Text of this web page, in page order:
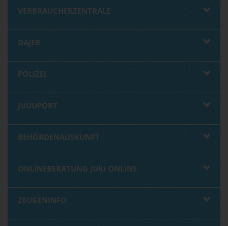
VERBRAUCHERZENTRALE
DAJEB
POLIZEI
JUUUPORT
BEHÖRDENAUSKUNFT
ONLINEBERATUNG JUKI ONLINE
ZEUGENINFO